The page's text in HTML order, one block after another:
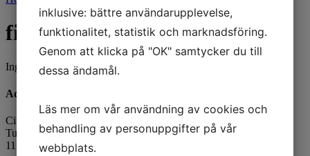
fiske
Inga produkter hittades som motsvarar ditt val.
Adress
Citronelles Agenturer AB
Tullvaktsvägen 2
115 56 Stockholm
inklusive: bättre användarupplevelse,
funktionalitet, statistik och marknadsföring.
Genom att klicka på "OK" samtycker du till
dessa ändamål.
Läs mer om vår användning av cookies och
behandling av personuppgifter på vår
webbplats.